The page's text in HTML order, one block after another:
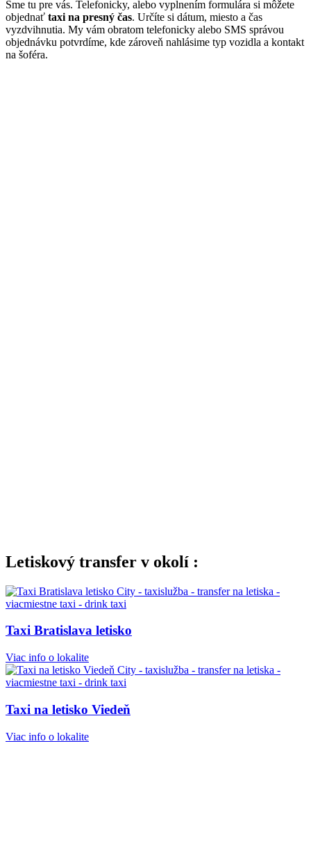
Sme tu pre vás. Telefonicky, alebo vyplnením formulára si môžete
objednať taxi na presný čas. Určíte si dátum, miesto a čas
vyzdvihnutia. My vám obratom telefonicky alebo SMS správou
objednávku potvrdíme, kde zároveň nahlásime typ vozidla a kontakt
na šoféra.
Letiskový transfer v okolí :
Taxi Bratislava letisko
Viac info o lokalite
Taxi na letisko Viedeň
Viac info o lokalite